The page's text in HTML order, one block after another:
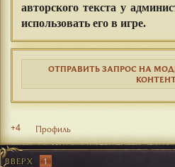
авторского текста у
использовать его в игре.
ОТПРАВИТЬ ЗАПРОС НА
+4 Профиль
ВВЕРХ 1